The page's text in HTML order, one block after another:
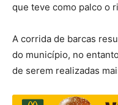
que teve como palco o
A corrida de barcas
do município, no
de serem realizadas